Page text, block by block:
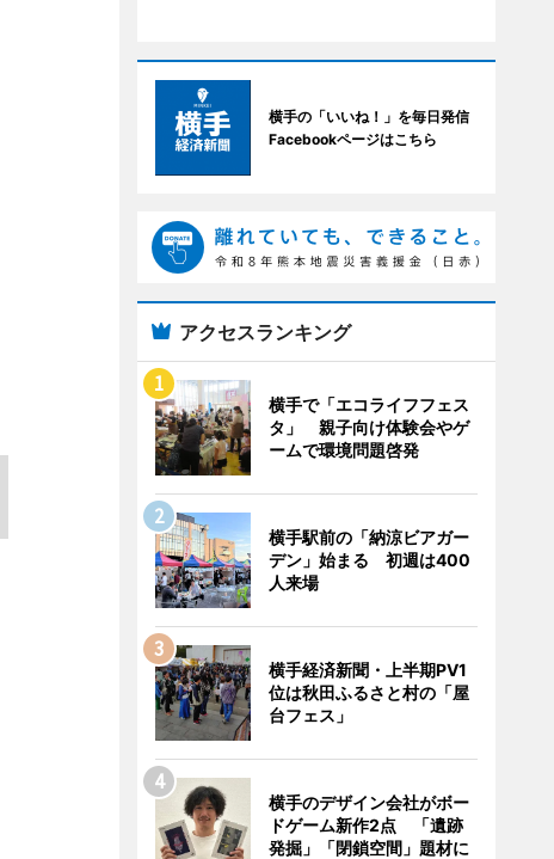
横手の「いいね！」を毎日発信
Facebookページはこちら
アクセスランキング
横手で「エコライフフェス
タ」 親子向け体験会やゲ
ームで環境問題啓発
横手駅前の「納涼ビアガー
デン」始まる 初週は400
人来場
横手経済新聞・上半期PV1
位は秋田ふるさと村の「屋
台フェス」
横手のデザイン会社がボー
ドゲーム新作2点 「遺跡
発掘」「閉鎖空間」題材に